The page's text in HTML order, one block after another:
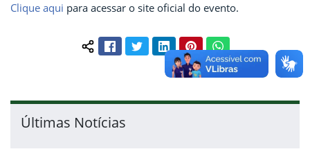
Clique aqui para acessar o site oficial do evento.
Compartilhar conteúdo:
FacebookTwitterLinkedInPinterestWhatsApp
Últimas Notícias